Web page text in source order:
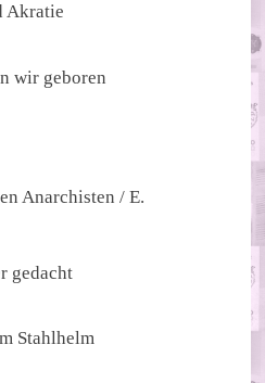
Akratie
wir geboren
Anarchisten / E.
gedacht
Stahlhelm